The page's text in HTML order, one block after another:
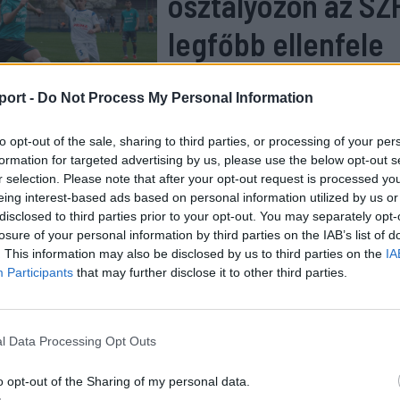
- Do Not Process My Personal Information
opt-out of the sale, sharing to third parties, or processing of your
for targeted advertising by us, please use the below opt-out
selection. Please note that after your opt-out request is processed
interest-based ads based on personal information utilized by us
to third parties prior to your opt-out. You may separately
of your personal information by third parties on the IAB’s list of
This information may also be disclosed by us to third parties on the
Participants that may further disclose it to other third parties.
Data Processing Opt Outs
opt-out of the Sharing of my personal data.
legfőbb ellenfele
újfent felszínre hozza a régi dilemmát: megfelelően
a kisvárosi és vidéki klubokat, amelyek
a szükséges pénzügyi hátteret vagy
versenyzéshez. A licenckövetelmények teljesítése
sokszor komoly akadályt jelent még akkor is, ha a
nyertesei léphetnek szintet a 2025–2026-os